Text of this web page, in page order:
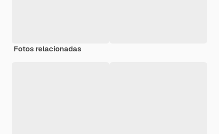
Fotos relacionadas